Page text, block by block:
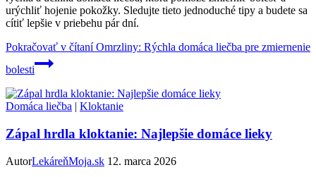
urýchliť hojenie pokožky. Sledujte tieto jednoduché tipy a budete sa
cítiť lepšie v priebehu pár dní.
Pokračovať v čítaníOmrzliny: Rýchla domáca liečba pre zmiernenie
bolesti
Domáca liečba | Kloktanie
Zápal hrdla kloktanie: Najlepšie domáce lieky
AutorLekáreňMoja.sk 12. marca 2026